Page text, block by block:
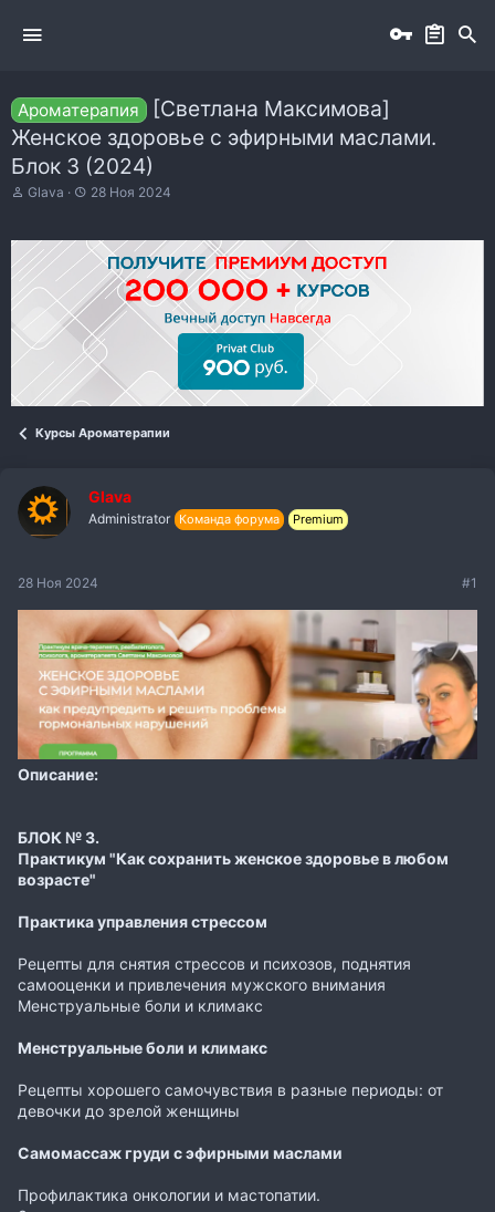
Ароматерапия
[Светлана Максимова]
Женское здоровье с эфирными маслами.
Блок 3 (2024)
А
о
р
т
е
Glava
Д
а
ч
л
а
28 Ноя 2024
Курсы Ароматерапии
Glava
Administrator Команда форума Premium
28 Ноя 2024 #1
Описание:
БЛОК № 3.
Практикум "Как сохранить женское здоровье в любом
возрасте"
Практика управления стрессом
Рецепты для снятия стрессов и психозов, поднятия
самооценки и привлечения мужского внимания
Менструальные боли и климакс
Менструальные боли и климакс
Рецепты хорошего самочувствия в разные периоды: от
девочки до зрелой женщины
Самомассаж груди с эфирными маслами
Профилактика онкологии и мастопатии.